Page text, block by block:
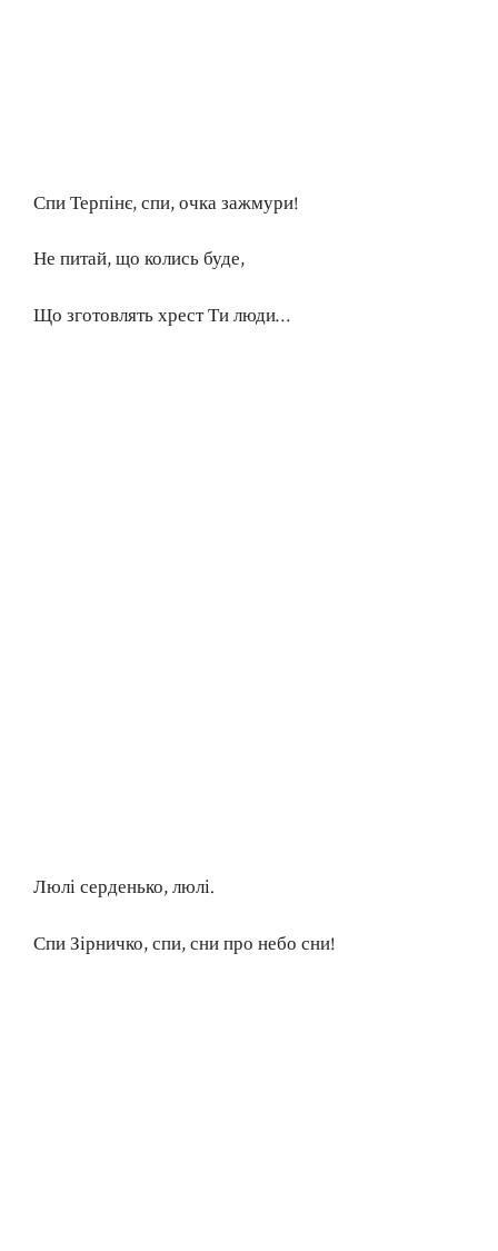
Спи Терпінє, спи, очка зажмури!
Не питай, що колись буде,
Що зготовлять хрест Ти люди…
Люлі серденько, люлі.
Спи Зірничко, спи, сни про небо сни!